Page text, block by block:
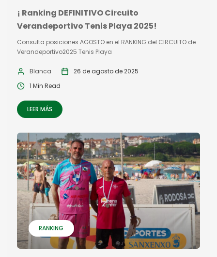
¡ Ranking DEFINITIVO Circuito
Verandeportivo Tenis Playa 2025!
Consulta posiciones AGOSTO en el RANKING del CIRCUITO de
Verandeportivo2025 Tenis Playa
Blanca
26 de agosto de 2025
1 Min Read
LEER MÁS
RANKING